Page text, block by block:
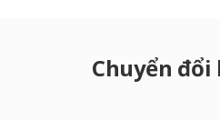
Chuyển đổi